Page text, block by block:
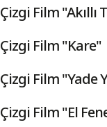
Çizgi Film "Akıllı
Çizgi Film "Kare"
Çizgi Film "Yade
Çizgi Film "El